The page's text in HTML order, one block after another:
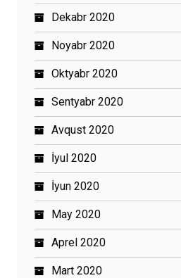
Dekabr 2020
Noyabr 2020
Oktyabr 2020
Sentyabr 2020
Avqust 2020
İyul 2020
İyun 2020
May 2020
Aprel 2020
Mart 2020